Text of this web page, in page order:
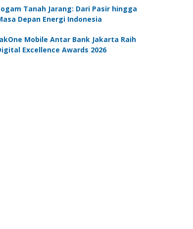
Tanah Jarang: Dari Pasir hingga
Depan Energi Indonesia
Mobile Antar Bank Jakarta Raih
Excellence Awards 2026